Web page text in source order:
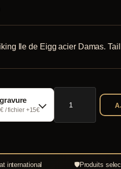
Ile de Eigg acier Damas.
/ fichier +15€
quantité
Epée
Ile
international 🛡Produits